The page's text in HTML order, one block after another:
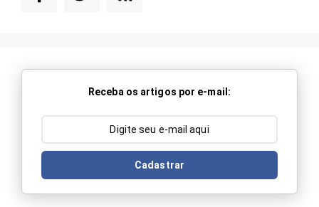
Receba os artigos por e-mail:
Cadastrar